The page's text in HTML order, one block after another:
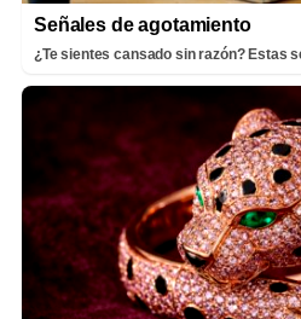
Señales de agotamiento
¿Te sientes cansado sin razón? Estas